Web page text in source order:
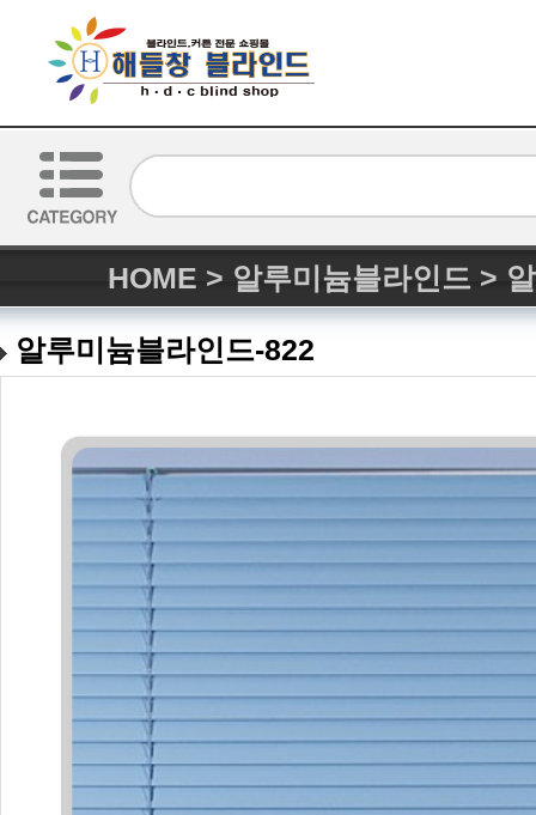
HOME > 알루미늄블라인드 >
알루미늄블라인드-822